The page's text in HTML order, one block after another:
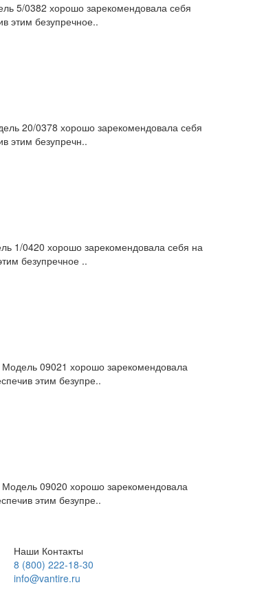
5/0382 хорошо зарекомендовала себя
этим безупречное..
20/0378 хорошо зарекомендовала себя
этим безупречн..
1/0420 хорошо зарекомендовала себя на
безупречное ..
Модель 09021 хорошо зарекомендовала
этим безупре..
Модель 09020 хорошо зарекомендовала
этим безупре..
Наши Контакты
8 (800) 222-18-30
info@vantire.ru